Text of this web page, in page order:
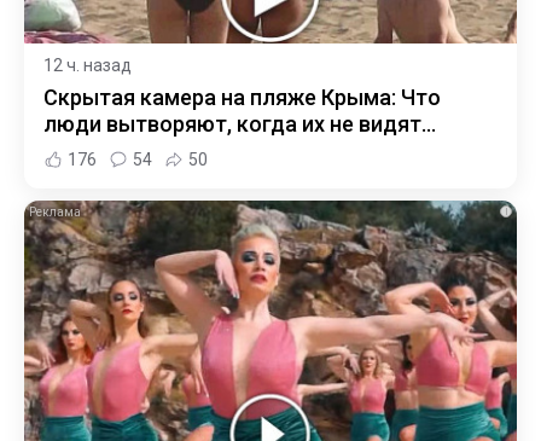
12 ч. назад
Скрытая камера на пляже Крыма: Что
люди вытворяют, когда их не видят...
176 54 50
i